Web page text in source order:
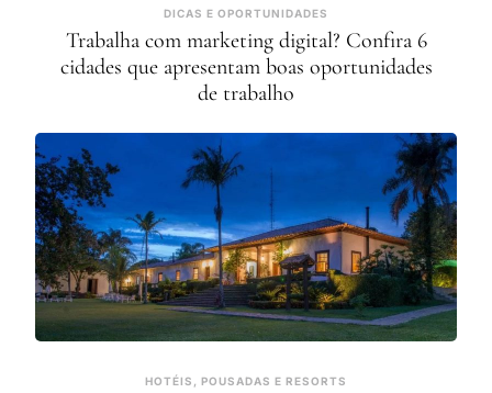
DICAS E OPORTUNIDADES
Trabalha com marketing digital? Confira 6
cidades que apresentam boas oportunidades
de trabalho
HOTÉIS, POUSADAS E RESORTS